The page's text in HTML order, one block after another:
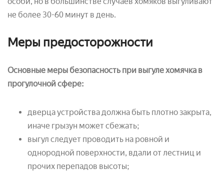
не более 30-60 минут в день.
Меры предосторожности
Основные меры безопасность при выгуле хомячка в
прогулочной сфере:
дверца устройства должна быть плотно закрыта,
иначе грызун может сбежать;
выгул следует проводить на ровной и
однородной поверхности, вдали от лестниц и
прочих перепадов высоты;